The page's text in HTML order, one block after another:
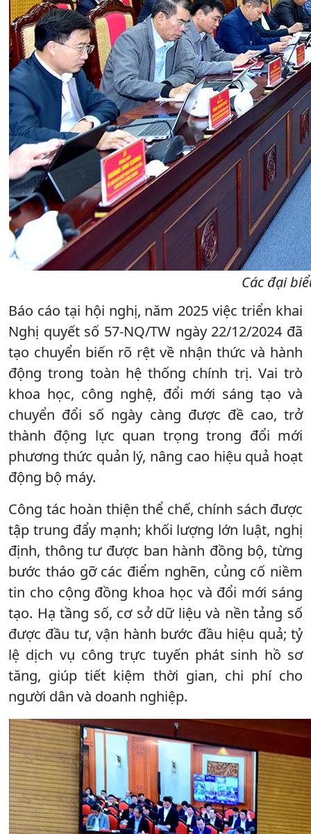
Các đại
Báo cáo tại hội nghị, năm 2025 việc triển khai
Nghị quyết số 57-NQ/TW ngày 22/12/2024 đã
tạo chuyển biến rõ rệt về nhận thức và hành
động trong toàn hệ thống chính trị. Vai trò
khoa học, công nghệ, đổi mới sáng tạo và
chuyển đổi số ngày càng được đề cao, trở
thành động lực quan trọng trong đổi mới
phương thức quản lý, nâng cao hiệu quả hoạt
động bộ máy.
Công tác hoàn thiện thể chế, chính sách được
tập trung đẩy mạnh; khối lượng lớn luật, nghị
định, thông tư được ban hành đồng bộ, từng
bước tháo gỡ các điểm nghẽn, củng cố niềm
tin cho cộng đồng khoa học và đổi mới sáng
tạo. Hạ tầng số, cơ sở dữ liệu và nền tảng số
được đầu tư, vận hành bước đầu hiệu quả; tỷ
lệ dịch vụ công trực tuyến phát sinh hồ sơ
tăng, giúp tiết kiệm thời gian, chi phí cho
người dân và doanh nghiệp.